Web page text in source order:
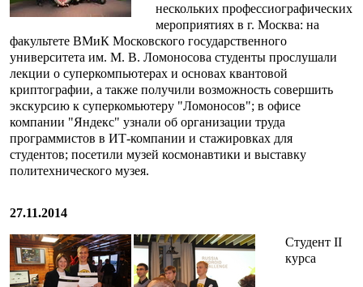
нескольких профессиографических
мероприятиях в г. Москва: на
факультете ВМиК Московского государственного
университета им. М. В. Ломоносова студенты прослушали
лекции о суперкомпьютерах и основах квантовой
криптографии, а также получили возможность совершить
экскурсию к суперкомьютеру "Ломоносов"; в офисе
компании "Яндекс" узнали об организации труда
программистов в ИТ-компании и стажировках для
студентов; посетили музей космонавтики и выставку
политехнического музея.
27.11.2014
Студент II
курса